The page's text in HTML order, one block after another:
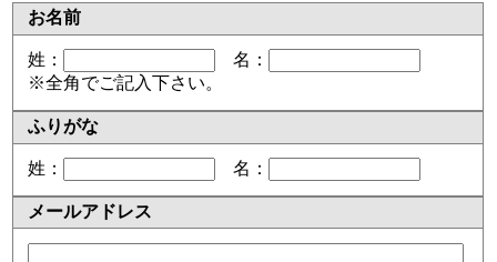
お名前
姓：
名：
※全角でご記入下さい。
ふりがな
姓： 名：
メールアドレス